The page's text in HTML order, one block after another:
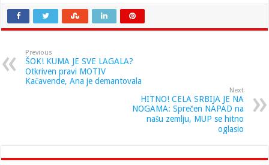
Previous
ŠOK! KUMA JE SVE LAGALA?
Otkriven pravi MOTIV
Kačavende, Ana je demantovala
Next
HITNO! CELA SRBIJA JE NA
NOGAMA: Sprečen NAPAD na
našu zemlju, MUP se hitno
oglasio